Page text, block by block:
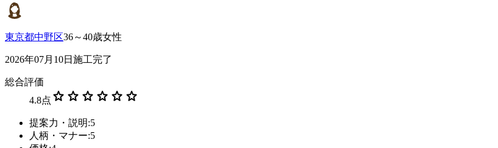
東京都中野区36～40歳女性
2026年07月10日施工完了
総合評価
4.8点 star star star star star star
提案力・説明:5
人柄・マナー:5